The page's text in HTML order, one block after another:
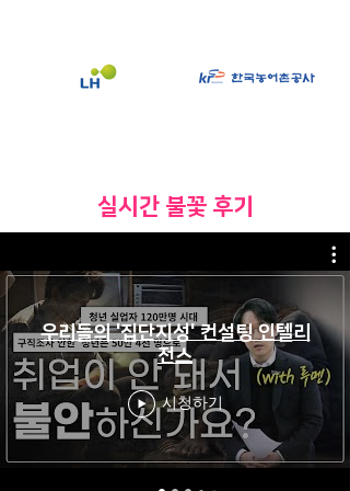
​실시간 불꽃 후기
우리들의 '집단지성' 컨설팅 인텔리
전스
시청하기